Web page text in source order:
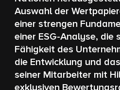
Auswahl der
einer strengen
einer ESG-Analyse, die
Fähigkeit des
die Entwicklung und
seiner Mitarbeiter mit